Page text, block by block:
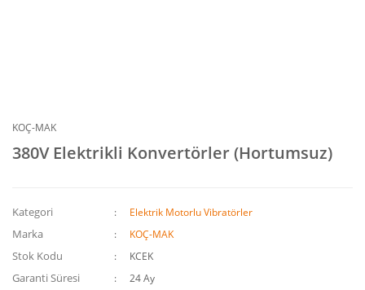
KOÇ-MAK
380V Elektrikli Konvertörler (Hortumsuz)
Kategori Elektrik Motorlu Vibratörler
Marka KOÇ-MAK
Stok Kodu KCEK
Garanti Süresi 24 Ay